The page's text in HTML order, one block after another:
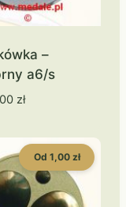
–
a6/s
zł
Od 1,00 zł